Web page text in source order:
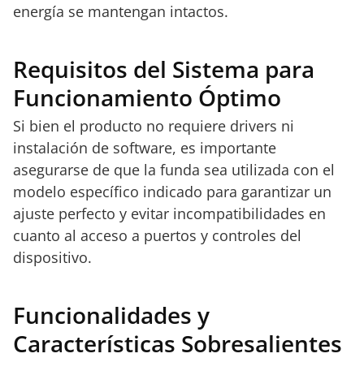
energía se mantengan intactos.
Requisitos del Sistema para
Funcionamiento Óptimo
Si bien el producto no requiere drivers ni
instalación de software, es importante
asegurarse de que la funda sea utilizada con el
modelo específico indicado para garantizar un
ajuste perfecto y evitar incompatibilidades en
cuanto al acceso a puertos y controles del
dispositivo.
Funcionalidades y
Características Sobresalientes